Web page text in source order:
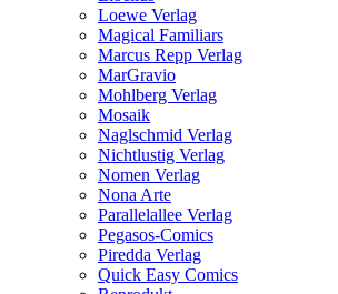
Loewe Verlag
Magical Familiars
Marcus Repp Verlag
MarGravio
Mohlberg Verlag
Mosaik
Naglschmid Verlag
Nichtlustig Verlag
Nomen Verlag
Nona Arte
Parallelallee Verlag
Pegasos-Comics
Piredda Verlag
Quick Easy Comics